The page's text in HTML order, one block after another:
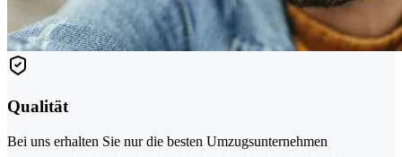
Qualität
Bei uns erhalten Sie nur die besten Umzugsunternehmen